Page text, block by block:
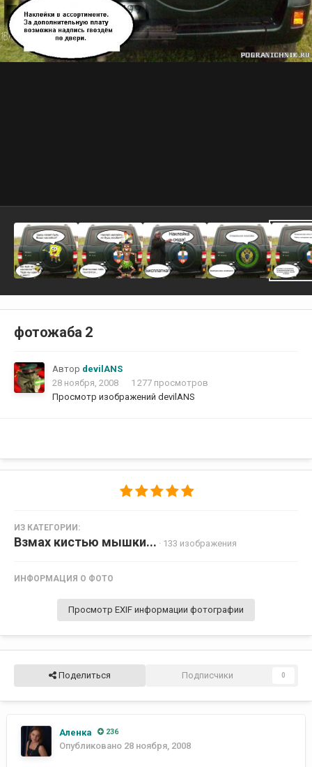
фотожаба 2
Автор devilANS
28 ноября, 2008
1 277 просмотров
Просмотр изображений devilANS
ИЗ КАТЕГОРИИ:
Взмах кистью мышки... · 133 изображения
ИНФОРМАЦИЯ О ФОТО
Просмотр EXIF информации фотографии
Поделиться Подписчики 0
Аленка 236
Опубликовано 28 ноября, 2008